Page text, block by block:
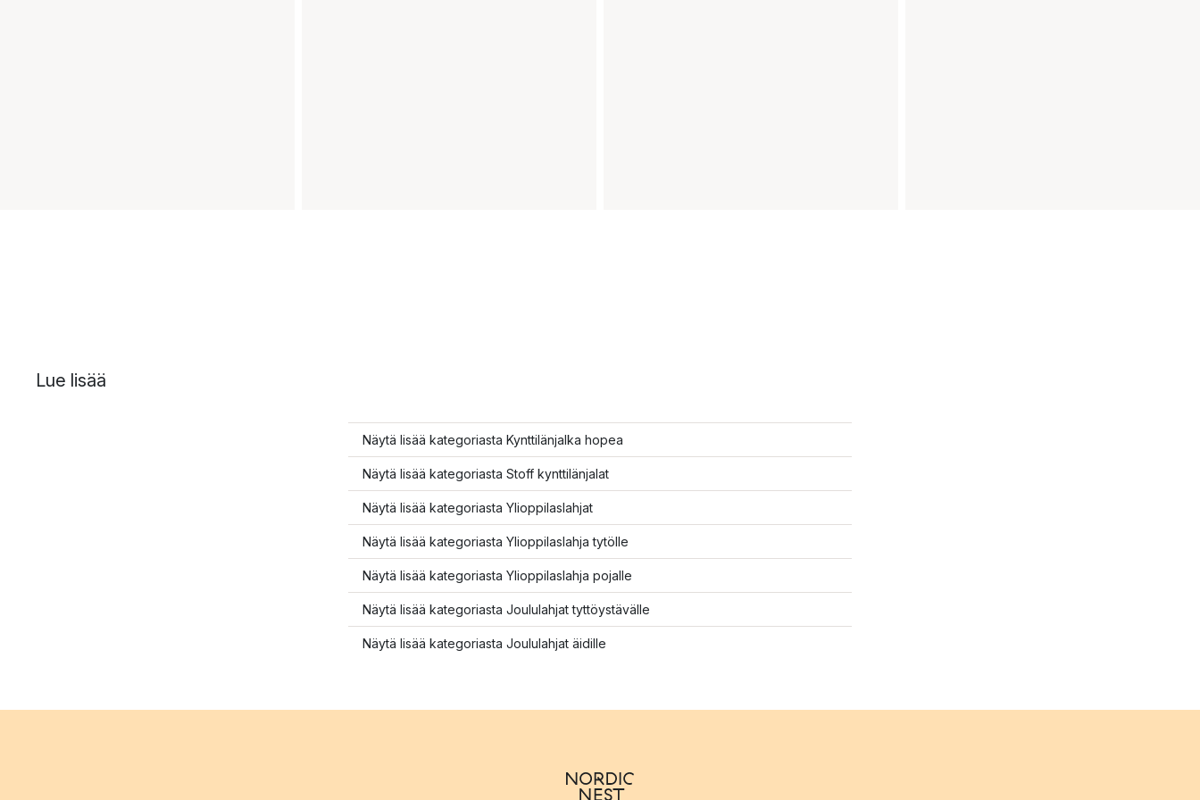
Lue lisää
Näytä lisää kategoriasta Kynttilänjalka hopea
Näytä lisää kategoriasta Stoff kynttilänjalat
Näytä lisää kategoriasta Ylioppilaslahjat
Näytä lisää kategoriasta Ylioppilaslahja tytölle
Näytä lisää kategoriasta Ylioppilaslahja pojalle
Näytä lisää kategoriasta Joululahjat tyttöystävälle
Näytä lisää kategoriasta Joululahjat äidille